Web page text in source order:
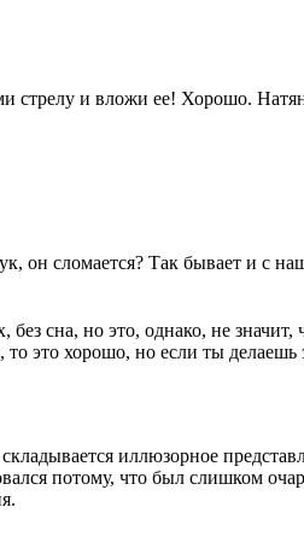
стрелу и вложи ее! Хорошо.
он сломается? Так бывает и с
сна, но это, однако, не значит,
это хорошо, но если ты делаешь
иллюзорное
потому, что был слишком